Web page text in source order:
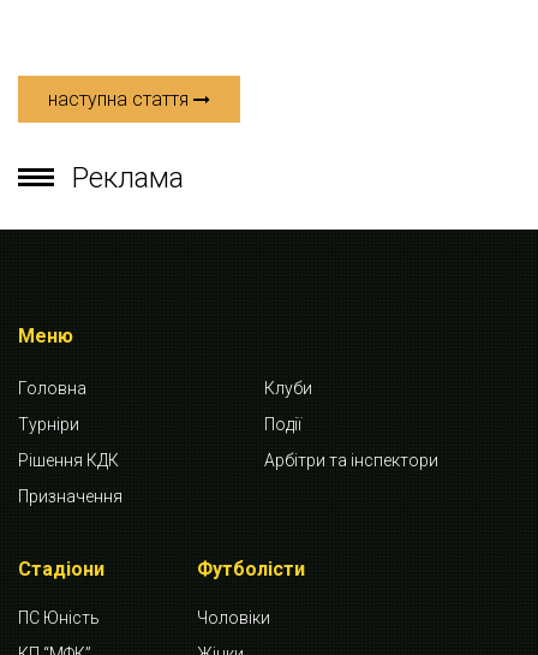
наступна стаття
Реклама
Меню
Головна
Клуби
Турніри
Події
Рішення КДК
Арбітри та інспектори
Призначення
Стадіони
ПС Юність
Футболісти
Чоловіки